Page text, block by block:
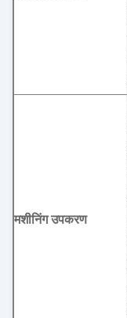
मशीनिंग उपकरण